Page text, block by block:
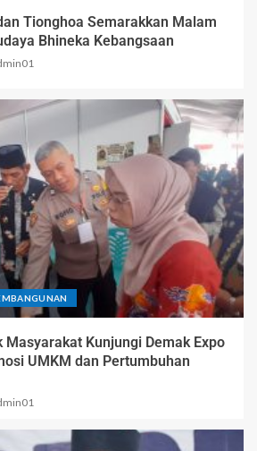
Tionghoa Semarakkan Malam
Bhineka Kebangsaan
Masyarakat Kunjungi Demak Expo
UMKM dan Pertumbuhan